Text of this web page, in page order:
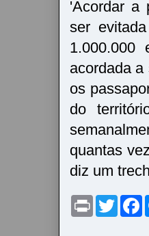
'Acordar a
ser
1.000.000
acordada
os
do
quantas
diz um
P
T
w
F
a